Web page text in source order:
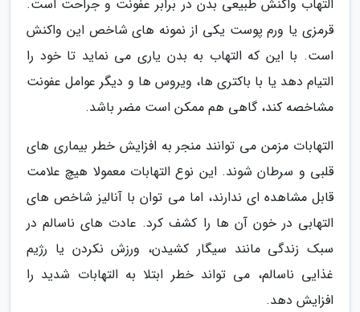
التهاب واکنش طبیعی بدن در برابر عفونت و جراحت است.
قرمزی یا ورم پوست یکی از نمونه های شاخص این واکنش
است. با این که التهاب به بدن یاری می نماید تا خود را
التیام دهد یا با باکتری ها، ویروس ها و دیگر عوامل عفونت
مشاخصه کند، گاهی هم ممکن است مضر باشد.
التهابات مزمن می توانند منجر به افزایش خطر بیماری های
قلبی و سرطان شوند. این نوع التهابات معمولا هیچ علامت
قابل مشاهده ای ندارند، اما می توان با آنالیز شاخص های
التهابی در خون آن ها را کشف کرد. عادت های ناسالم در
سبک زندگی مانند سیگار کشیدن، ورزش نکردن یا رژیم
غذایی ناسالم، می تواند خطر ابتلا به التهابات شدید را
افزایش دهد.